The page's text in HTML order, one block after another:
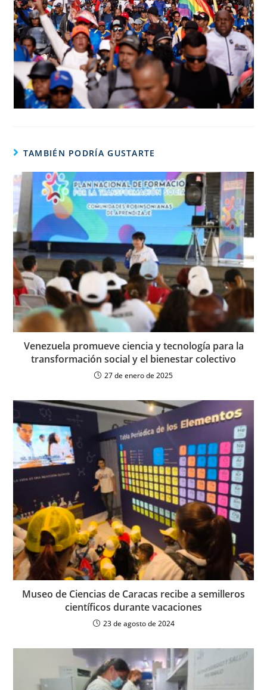
TAMBIÉN PODRÍA GUSTARTE
Venezuela promueve ciencia y tecnología para la
transformación social y el bienestar colectivo
27 de enero de 2025
Museo de Ciencias de Caracas recibe a semilleros
científicos durante vacaciones
23 de agosto de 2024